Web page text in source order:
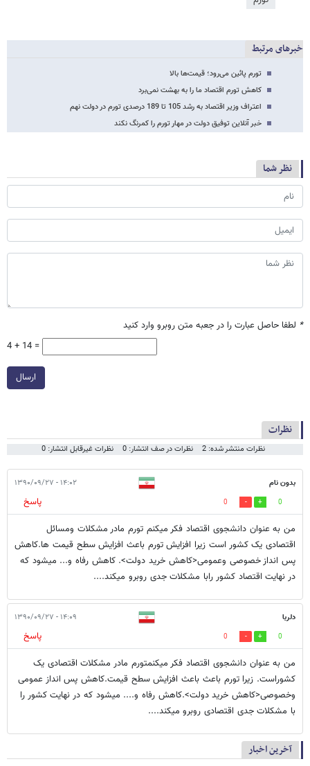
خبرهای مرتبط
تورم پائین می‌رود؛ قیمت‌ها بالا
کاهش تورم اقتصاد ما را به بهشت نمی‌‌‌‌‌‌‌‌‌‌‌‌‌برد
اعتراف وزیر اقتصاد به رشد 105 تا 189 درصدی تورم در دولت نهم
خبر آنلاین توفیق دولت در مهار تورم را کمرنگ نکند
نظر شما
* لطفا حاصل عبارت را در جعبه متن روبرو وارد کنید
4 + 14 =
ارسال
نظرات
نظرات منتشر شده: 2 نظرات در صف انتشار: 0 نظرات غیرقابل انتشار: 0
بدون نام ۱۴:۰۲ - ۱۳۹۰/۰۹/۲۷
0
0
پاسخ
من به عنوان دانشجوی اقتصاد فکر میکنم تورم مادر مشکلات ومسائل
اقتصادی یک کشور است زیرا افزایش تورم باعث افزایش سطح قیمت ها.کاهش
پس انداز خصوصی وعمومی<کاهش خرید دولت>. کاهش رفاه و... میشود که
در نهایت اقتصاد کشور رابا مشکلات جدی روبرو میکند....
دلربا ۱۴:۰۹ - ۱۳۹۰/۰۹/۲۷
0
0
پاسخ
من به عنوان دانشجوی اقتصاد فکر میکنمتورم مادر مشکلات اقتصادی یک
کشوراست. زیرا تورم باعث باعث افزایش سطح قیمت.کاهش پس انداز عمومی
وخصوصی<کاهش خرید دولت>.کاهش رفاه و.... میشود که در نهایت کشور را
با مشکلات جدی اقتصادی روبرو میکند....
آخرین اخبار